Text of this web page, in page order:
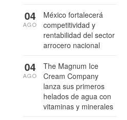
México fortalecerá
competitividad y
rentabilidad del sector
arrocero nacional
04
AGO
The Magnum Ice
Cream Company
lanza sus primeros
helados de agua con
vitaminas y minerales
04
AGO